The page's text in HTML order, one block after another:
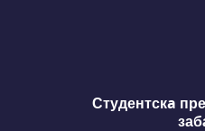
Студентскa